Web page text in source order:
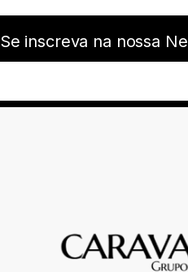
Se inscreva na nossa